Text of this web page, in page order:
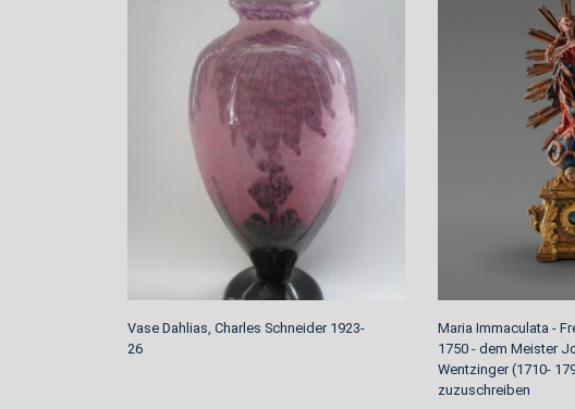
Vase Dahlias, Charles Schneider 1923-
26
Maria Immaculata -
1750 - dem Meister
Wentzinger (1710-
zuzuschreiben